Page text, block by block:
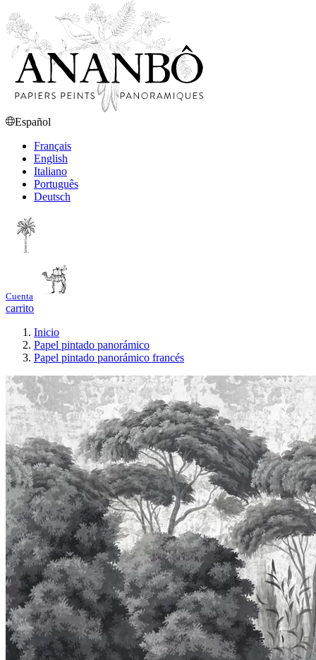
Español
Français
English
Italiano
Português
Deutsch
Cuenta
carrito
Inicio
Papel pintado panorámico
Papel pintado panorámico francés